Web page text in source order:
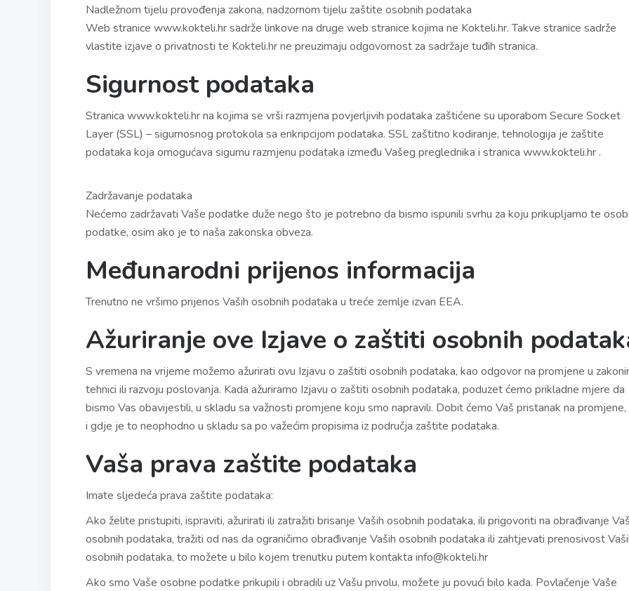
Nadležnom tijelu provođenja zakona, nadzornom tijelu zaštite osobnih podataka
Web stranice www.kokteli.hr sadrže linkove na druge web stranice kojima ne Kokteli.hr. Takve stranice sadrže
vlastite izjave o privatnosti te Kokteli.hr ne preuzimaju odgovornost za sadržaje tuđih stranica.
Sigurnost podataka
Stranica www.kokteli.hr na kojima se vrši razmjena povjerljivih podataka zaštićene su uporabom Secure Socket
Layer (SSL) – sigurnosnog protokola sa enkripcijom podataka. SSL zaštitno kodiranje, tehnologija je zaštite
podataka koja omogućava sigurnu razmjenu podataka između Vašeg preglednika i stranica www.kokteli.hr .
Zadržavanje podataka
Nećemo zadržavati Vaše podatke duže nego što je potrebno da bismo ispunili svrhu za koju prikupljamo te
podatke, osim ako je to naša zakonska obveza.
Međunarodni prijenos informacija
Trenutno ne vršimo prijenos Vaših osobnih podataka u treće zemlje izvan EEA.
Ažuriranje ove Izjave o zaštiti osobnih
S vremena na vrijeme možemo ažurirati ovu Izjavu o zaštiti osobnih podataka, kao odgovor na promjene u
tehnici ili razvoju poslovanja. Kada ažuriramo Izjavu o zaštiti osobnih podataka, poduzet ćemo prikladne mjere da
bismo Vas obavijestili, u skladu sa važnosti promjene koju smo napravili. Dobit ćemo Vaš pristanak na promjene,
i gdje je to neophodno u skladu sa po važećim propisima iz područja zaštite podataka.
Vaša prava zaštite podataka
Imate sljedeća prava zaštite podataka:
Ako želite pristupiti, ispraviti, ažurirati ili zatražiti brisanje Vaših osobnih podataka, ili prigovoriti na obrađivanje
osobnih podataka, tražiti od nas da ograničimo obrađivanje Vaših osobnih podataka ili zahtjevati prenosivost
osobnih podataka, to možete u bilo kojem trenutku putem kontakta info@kokteli.hr
Ako smo Vaše osobne podatke prikupili i obradili uz Vašu privolu, možete ju povući bilo kada. Povlačenje Vaše